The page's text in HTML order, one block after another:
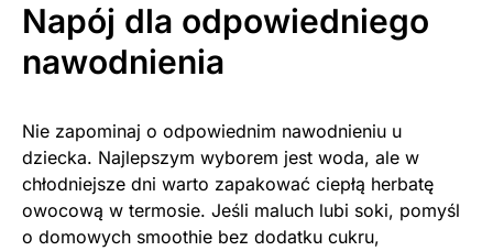
Napój dla odpowiedniego
nawodnienia
Nie zapominaj o odpowiednim nawodnieniu u
dziecka. Najlepszym wyborem jest woda, ale w
chłodniejsze dni warto zapakować ciepłą herbatę
owocową w termosie. Jeśli maluch lubi soki, pomyśl
o domowych smoothie bez dodatku cukru,